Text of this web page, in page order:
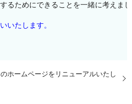
るためにできることを一緒に考えま
いたします。
ホームページをリニューアルいたし